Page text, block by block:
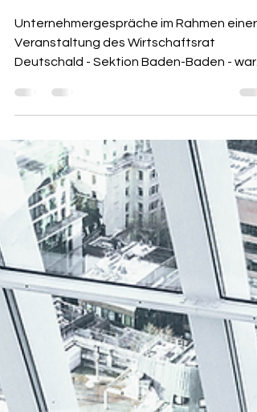
ENTGEGENTRETEN
Unternehmergespräche im Rahmen einer
Deutschald - Sektion Baden-Baden -
der Anlass für die...